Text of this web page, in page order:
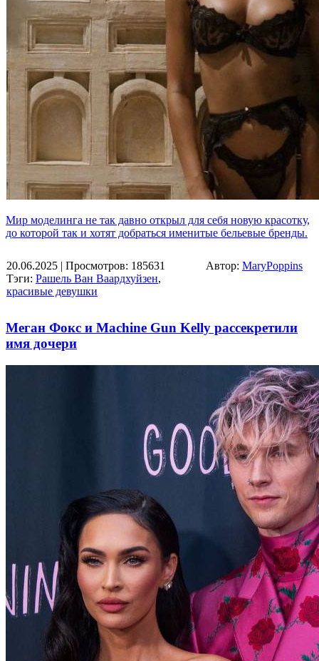
Мир моделинга не так давно открыл для себя новую красотку,
до которой так и хотят добраться именитые бельевые бренды.
20.06.2025 | Просмотров: 185631
Тэги: Рашель Ван Ваардхуйзен,
красивые девушки
Автор: MaryPoppins
Меган Фокс и Machine Gun Kelly рассекретили
имя дочери